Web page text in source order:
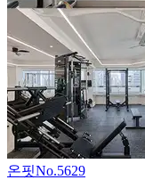
온핏No.5629